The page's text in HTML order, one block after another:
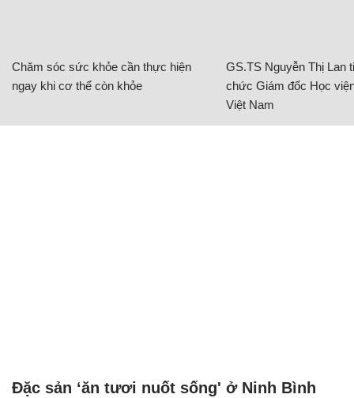
Chăm sóc sức khỏe cần thực hiện
ngay khi cơ thể còn khỏe
GS.TS Nguyễn Thị Lan
chức Giám đốc Học
Việt Nam
Đặc sản ‘ăn tươi nuốt sống' ở Ninh Bình